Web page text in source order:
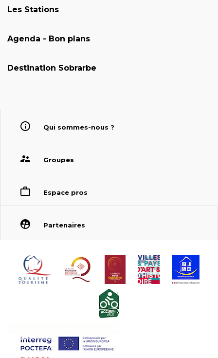
Les Stations
Agenda - Bon plans
Destination Sobrarbe
Qui sommes-nous ?
Groupes
Espace pros
Partenaires